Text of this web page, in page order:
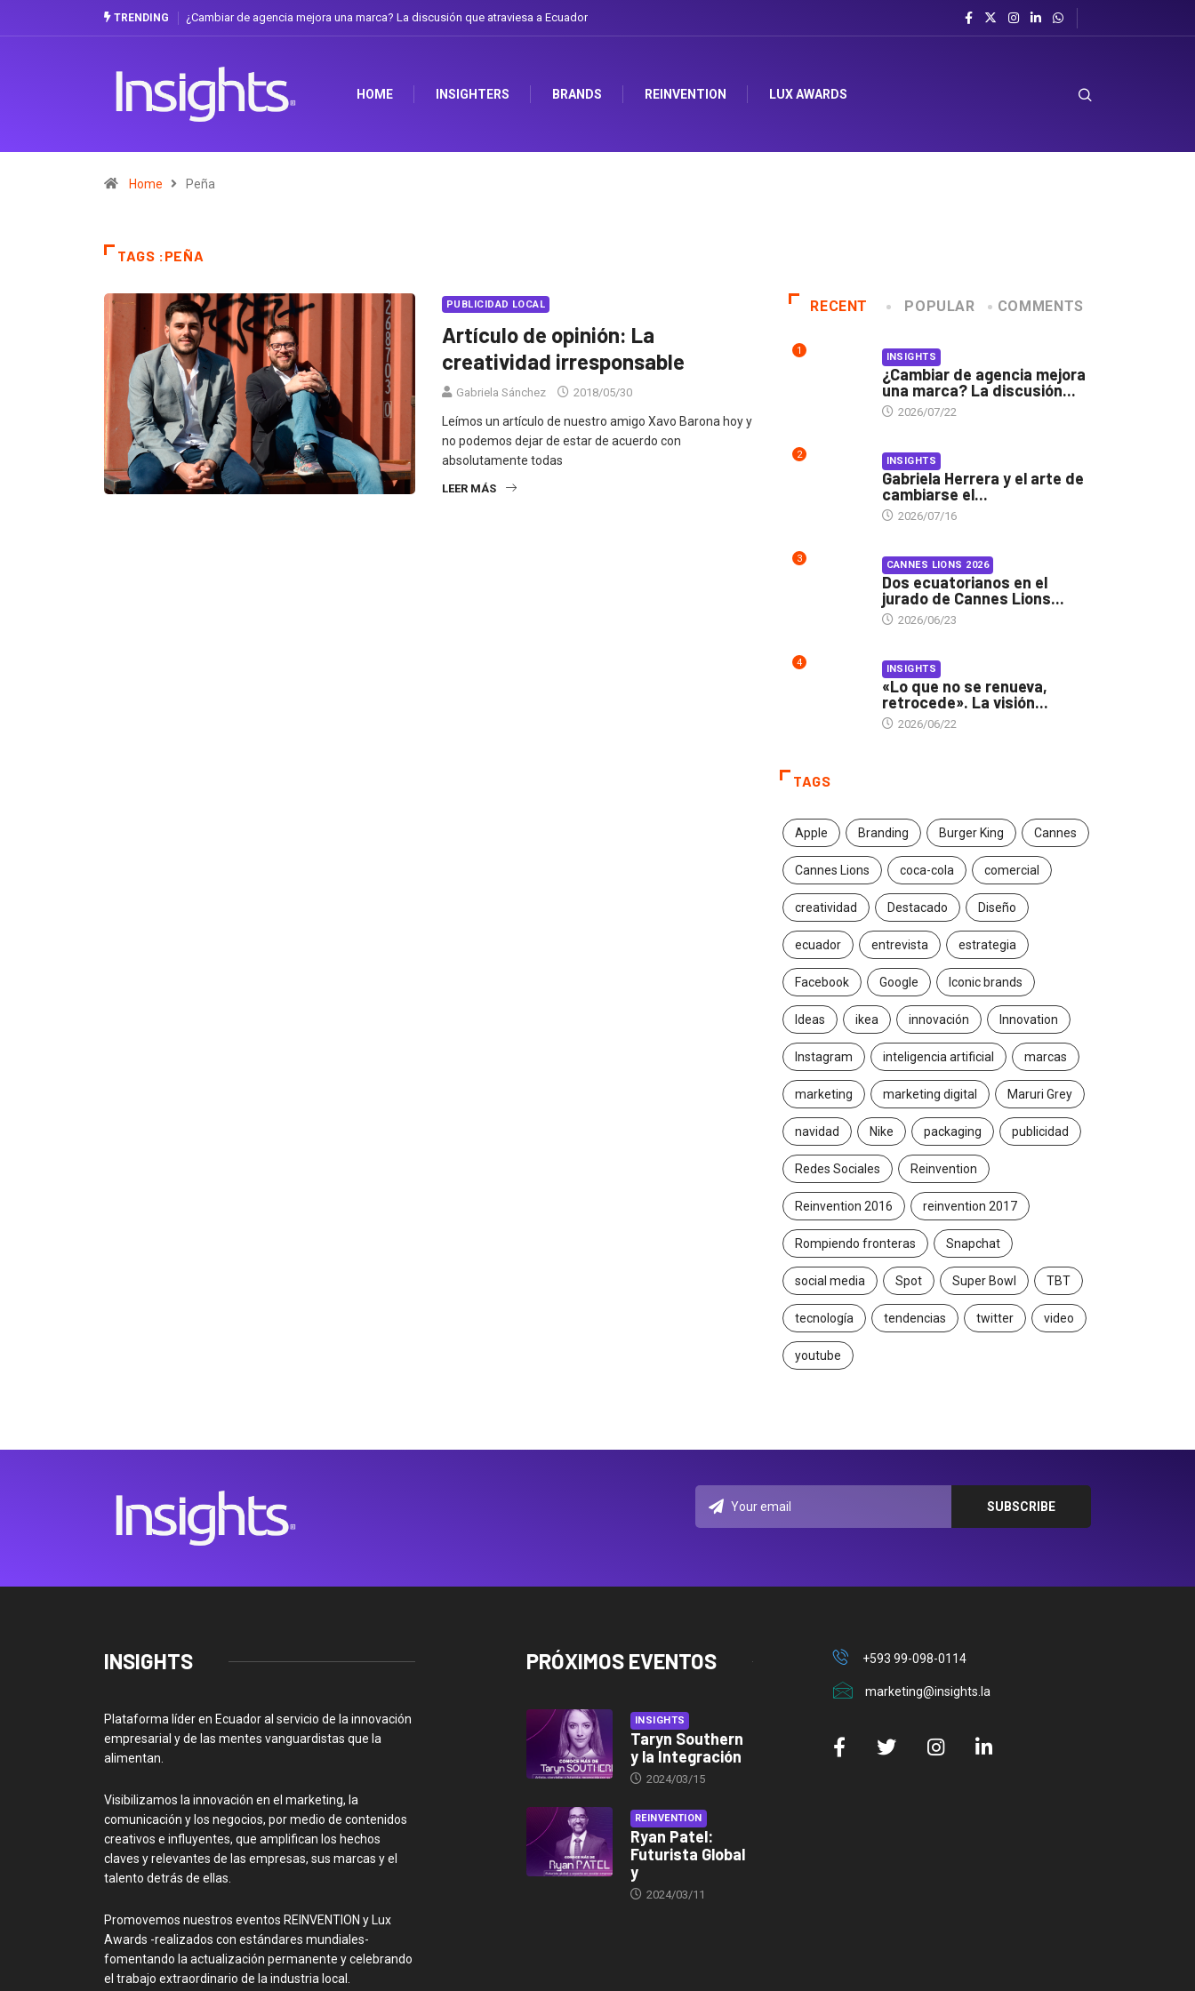
TRENDING ¿Cambiar de agencia mejora una marca? La discusión que atraviesa a Ecuador
HOME INSIGHTERS BRANDS REINVENTION LUX AWARDS
Home Peña
TAGS :PEÑA
PUBLICIDAD LOCAL
Artículo de opinión: La
creatividad irresponsable
Gabriela Sánchez 2018/05/30
Leímos un artículo de nuestro amigo Xavo Barona hoy y
no podemos dejar de estar de acuerdo con
absolutamente todas
LEER MÁS
RECENT POPULAR COMMENTS
1 INSIGHTS
¿Cambiar de agencia mejora
una marca? La discusión...
2026/07/22
2 INSIGHTS
Gabriela Herrera y el arte de
cambiarse el...
2026/07/16
3 CANNES LIONS 2026
Dos ecuatorianos en el
jurado de Cannes Lions...
2026/06/23
4 INSIGHTS
«Lo que no se renueva,
retrocede». La visión...
2026/06/22
TAGS
Apple Branding Burger King Cannes
Cannes Lions coca-cola comercial
creatividad Destacado Diseño
ecuador entrevista estrategia
Facebook Google Iconic brands
Ideas ikea innovación Innovation
Instagram inteligencia artificial marcas
marketing marketing digital Maruri Grey
navidad Nike packaging publicidad
Redes Sociales Reinvention
Reinvention 2016 reinvention 2017
Rompiendo fronteras Snapchat
social media Spot Super Bowl TBT
tecnología tendencias twitter video
youtube
INSIGHTS
Plataforma líder en Ecuador al servicio de la innovación
empresarial y de las mentes vanguardistas que la
alimentan.
Visibilizamos la innovación en el marketing, la
comunicación y los negocios, por medio de contenidos
creativos e influyentes, que amplifican los hechos
claves y relevantes de las empresas, sus marcas y el
talento detrás de ellas.
Promovemos nuestros eventos REINVENTION y Lux
Awards -realizados con estándares mundiales-
fomentando la actualización permanente y celebrando
el trabajo extraordinario de la industria local.
PRÓXIMOS EVENTOS
INSIGHTS
Taryn Southern
y la Integración
2024/03/15
REINVENTION
Ryan Patel:
Futurista Global
y
2024/03/11
+593 99-098-0114
marketing@insights.la